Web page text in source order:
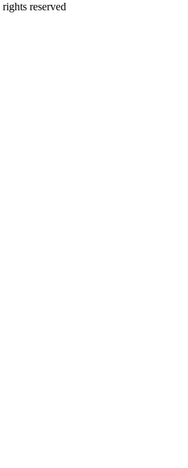
reserved